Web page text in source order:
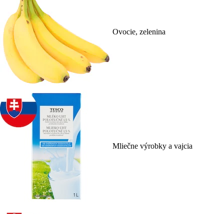
Ovocie, zelenina
Mliečne výrobky a vajcia